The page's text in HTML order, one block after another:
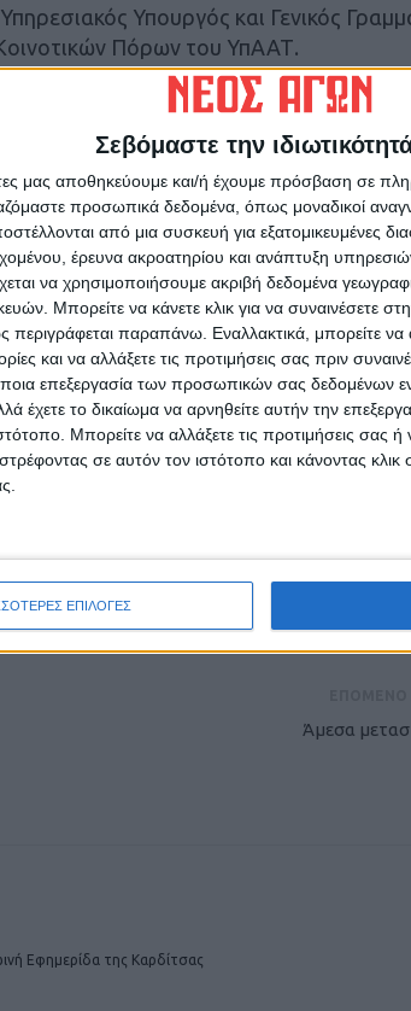
Σεβόμαστε την
μας αποθηκεύουμε και/ή έχουμε πρόσβαση σε
προσωπικά δεδομένα, όπως μοναδικοί
από μια συσκευή για εξατομικευμένες
έρευνα ακροατηρίου και ανάπτυξη
να χρησιμοποιήσουμε ακριβή δεδομένα
Μπορείτε να κάνετε κλικ για να συναινέσετε
περιγράφεται παραπάνω. Εναλλακτικά, μπορείτε
και να αλλάξετε τις προτιμήσεις σας πριν
επεξεργασία των προσωπικών σας δεδομένων
έχετε το δικαίωμα να αρνηθείτε αυτήν την
Μπορείτε να αλλάξετε τις προτιμήσεις σας
σε αυτόν τον ιστότοπο και κάνοντας
ΕΠΙΛΟΓΕΣ
Υπουργός και Γενικός
Κοινοτικών Πόρων του ΥπΑΑΤ.
του τμήματος Πολιτικής
Συγκριτική Πολιτική Ανάλυση.
της Ν.Δ. την περίοδο 1997-
της Νέας Δημοκρατίας τον
Αρκαδίας στις εκλογές του 2004
υφυπουργός Εθνικής Παιδείας και
της περιόδου 2007-2009 και πρώην
τα καθήκοντά τους από την 1η
ΝΕΟΣ ΑΓΩΝ στο Google News!
της Καρδίτσας και ευρύτερα της Θεσσαλίας
Άμεσα
Εφημερίδα της Καρδίτσας